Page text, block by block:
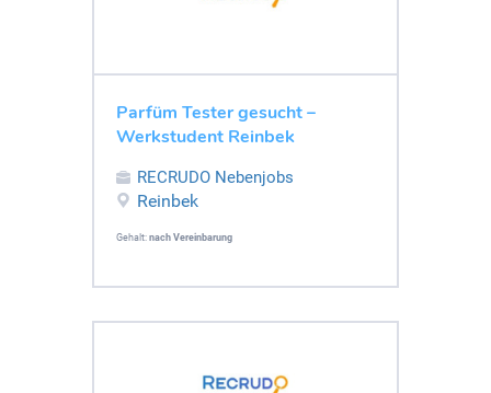
Parfüm Tester gesucht –
Werkstudent Reinbek
RECRUDO Nebenjobs
Reinbek
Gehalt: nach Vereinbarung